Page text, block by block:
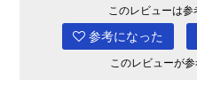
このレビューは参
参考になった
このレビューが参